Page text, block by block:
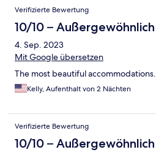
Verifizierte Bewertung
10/10 – Außergewöhnlich
4. Sep. 2023
Mit Google übersetzen
The most beautiful accommodations.
Kelly, Aufenthalt von 2 Nächten
Verifizierte Bewertung
10/10 – Außergewöhnlich